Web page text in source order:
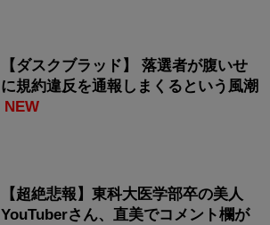
【ダスクブラッド】 落選者が腹いせ
に規約違反を通報しまくるという風潮
NEW
【超絶悲報】東科大医学部卒の美人
YouTuberさん、直美でコメント欄が